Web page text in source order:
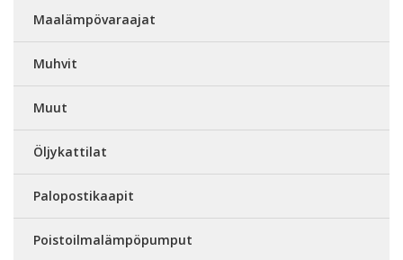
Maalämpövaraajat
Muhvit
Muut
Öljykattilat
Palopostikaapit
Poistoilmalämpöpumput